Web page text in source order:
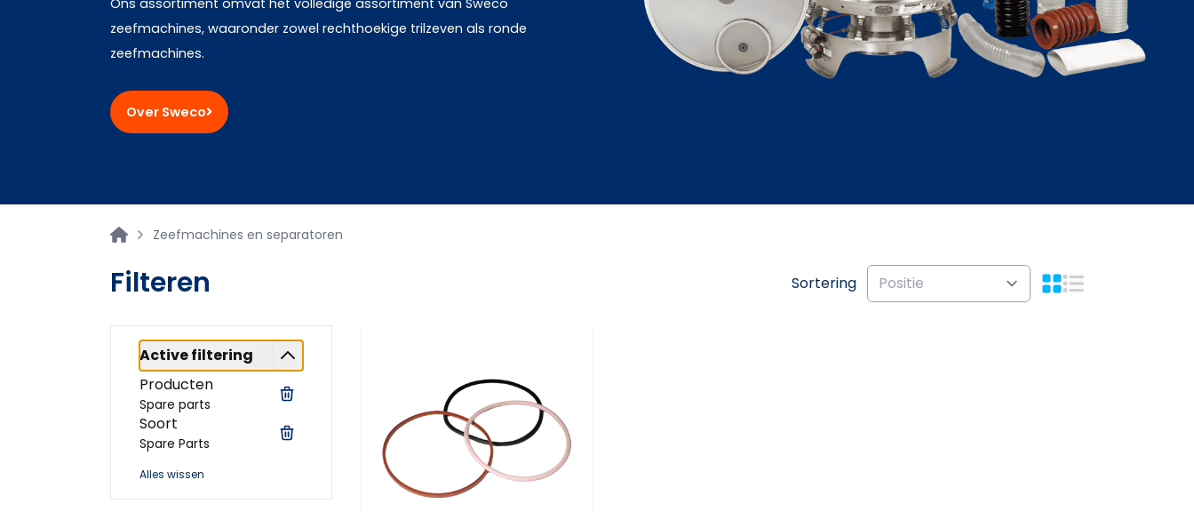
Ons assortiment omvat het volledige assortiment van Sweco
zeefmachines, waaronder zowel rechthoekige trilzeven als ronde
zeefmachines.
Over Sweco
Zeefmachines en separatoren
Filteren
Active filtering
Producten
Spare parts
Soort
Spare Parts
Alles wissen
Sortering